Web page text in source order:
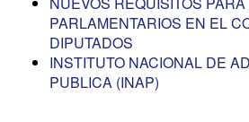
PARLAMENTARIOS EN EL
DIPUTADOS
INSTITUTO NACIONAL DE
PUBLICA (INAP)